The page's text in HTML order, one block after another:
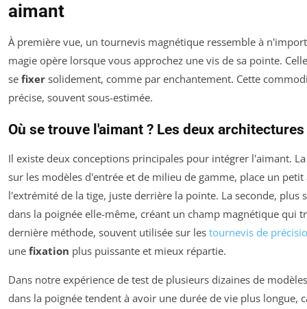
aimant
À première vue, un tournevis magnétique ressemble à
magie opère lorsque vous approchez une vis de sa pointe.
se fixer solidement, comme par enchantement. Cette
précise, souvent sous-estimée.
Où se trouve l'aimant ? Les deux
Il existe deux conceptions principales pour intégrer l'aimant.
sur les modèles d'entrée et de milieu de gamme, place un
l'extrémité de la tige, juste derrière la pointe. La seconde, plus
dans la poignée elle-même, créant un champ magnétique qui
dernière méthode, souvent utilisée sur les tournevis de
une fixation plus puissante et mieux répartie.
Dans notre expérience de test de plusieurs dizaines de
dans la poignée tendent à avoir une durée de vie plus longue,